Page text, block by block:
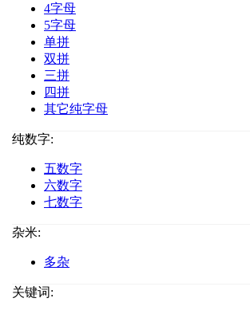
4字母
5字母
单拼
双拼
三拼
四拼
其它纯字母
纯数字:
五数字
六数字
七数字
杂米:
多杂
关键词: